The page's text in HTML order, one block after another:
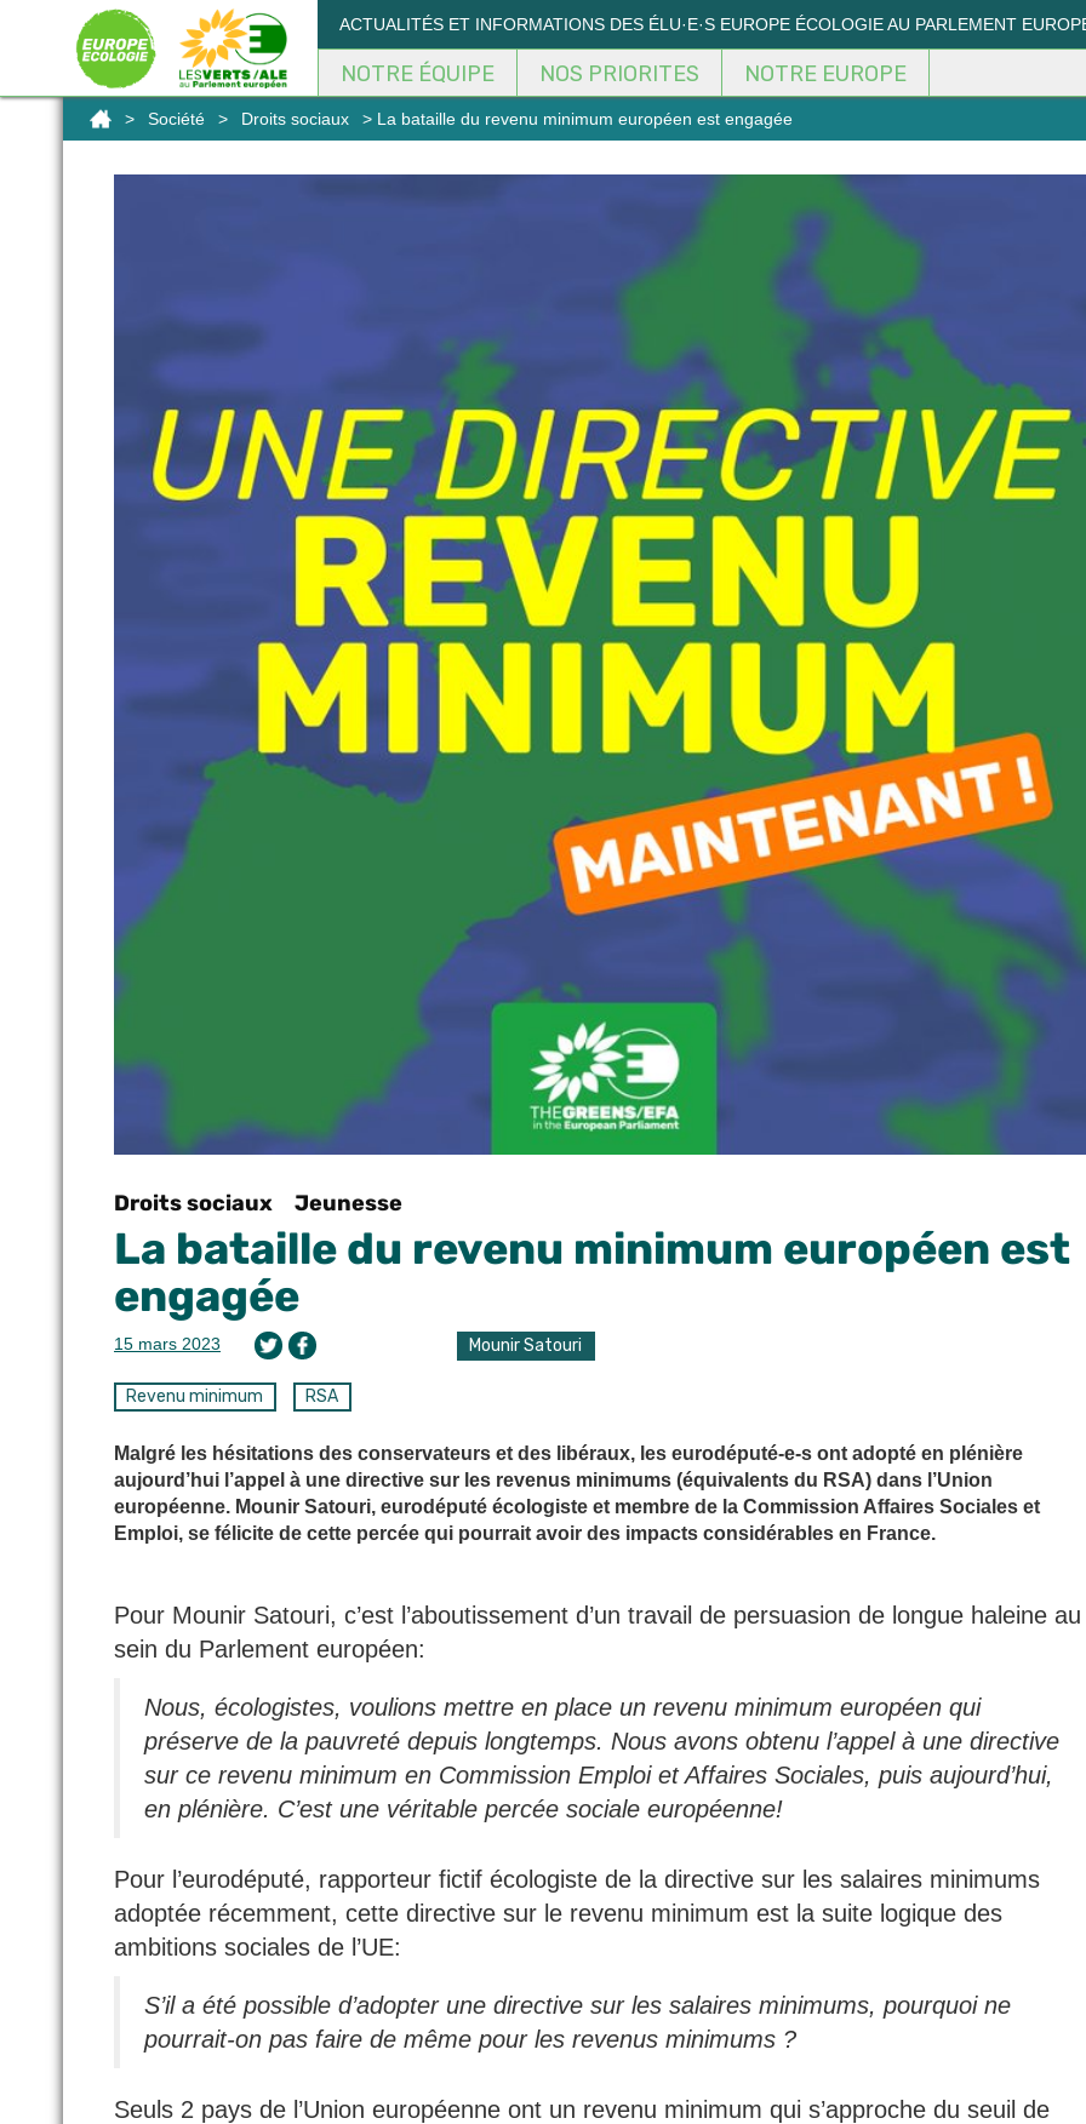
ACTUALITÉS ET INFORMATIONS DES ÉLU·E·S EUROPE ÉCOLOGIE AU PARLEMENT
NOTRE ÉQUIPE NOS PRIORITES NOTRE EUROPE
> Société > Droits sociaux > La bataille du revenu minimum européen est engagée
Droits sociaux Jeunesse
La bataille du revenu minimum européen est
engagée
15 mars 2023 Mounir Satouri
Revenu minimum RSA
Malgré les hésitations des conservateurs et des libéraux, les eurodéputé-e-s ont adopté en plénière
aujourd’hui l’appel à une directive sur les revenus minimums (équivalents du RSA) dans l’Union
européenne. Mounir Satouri, eurodéputé écologiste et membre de la Commission Affaires Sociales et
Emploi, se félicite de cette percée qui pourrait avoir des impacts considérables en France.
Pour Mounir Satouri, c’est l’aboutissement d’un travail de persuasion de longue haleine au
sein du Parlement européen:
Nous, écologistes, voulions mettre en place un revenu minimum européen qui
préserve de la pauvreté depuis longtemps. Nous avons obtenu l’appel à une directive
sur ce revenu minimum en Commission Emploi et Affaires Sociales, puis aujourd’hui,
en plénière. C’est une véritable percée sociale européenne!
Pour l’eurodéputé, rapporteur fictif écologiste de la directive sur les salaires minimums
adoptée récemment, cette directive sur le revenu minimum est la suite logique des
ambitions sociales de l’UE:
S’il a été possible d’adopter une directive sur les salaires minimums, pourquoi ne
pourrait-on pas faire de même pour les revenus minimums ?
Seuls 2 pays de l’Union européenne ont un revenu minimum qui s’approche du seuil de
Panneau de gestion des cookies